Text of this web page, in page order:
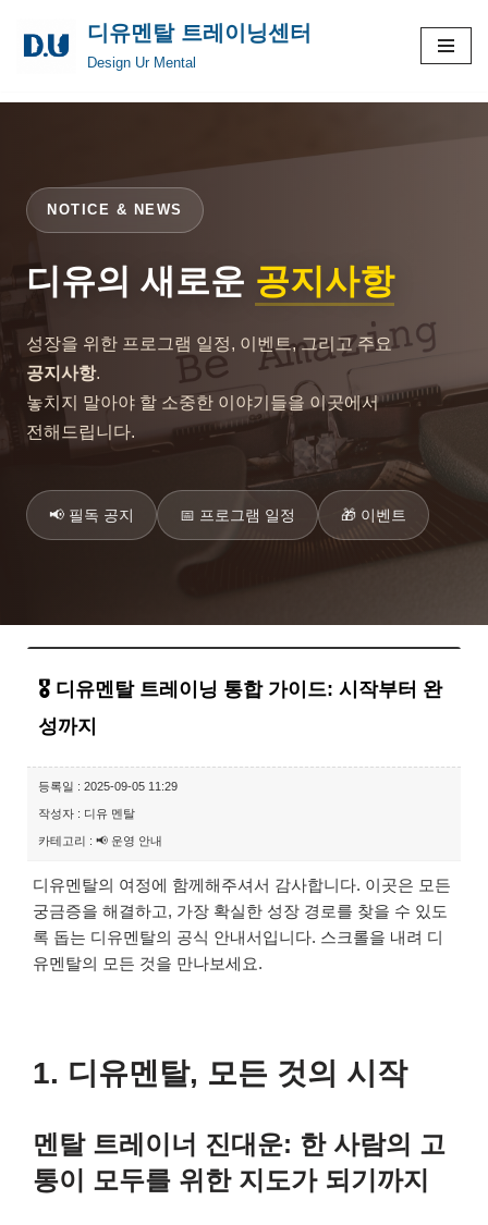
콘
뛰
디유멘탈 트레이닝센터
Design Ur Mental
NOTICE & NEWS
디유의 새로운 공지사항
성장을 위한 프로그램 일정, 이벤트, 그리고 주요
공지사항.
놓치지 말아야 할 소중한 이야기들을 이곳에서
전해드립니다.
📢 필독 공지 📅 프로그램 일정 🎁 이벤트
🎖️ 디유멘탈 트레이닝 통합 가이드: 시작부터 완
성까지
등록일 : 2025-09-05 11:29
작성자 : 디유 멘탈
카테고리 : 📢 운영 안내
디유멘탈의 여정에 함께해주셔서 감사합니다. 이곳은 모든
궁금증을 해결하고, 가장 확실한 성장 경로를 찾을 수 있도
록 돕는 디유멘탈의 공식 안내서입니다. 스크롤을 내려 디
유멘탈의 모든 것을 만나보세요.
1. 디유멘탈, 모든 것의 시작
멘탈 트레이너 진대운: 한 사람의 고
통이 모두를 위한 지도가 되기까지